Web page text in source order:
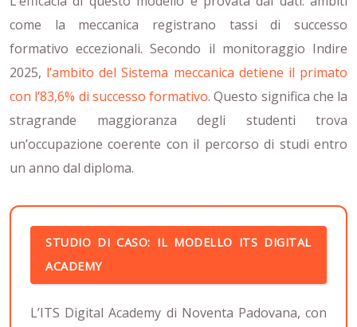
come la meccanica registrano tassi di successo
formativo eccezionali. Secondo il monitoraggio Indire
2025, l’ambito del Sistema meccanica detiene il primato
con l’83,6% di successo formativo. Questo significa che la
stragrande maggioranza degli studenti trova
un’occupazione coerente con il percorso di studi entro
un anno dal diploma.
STUDIO DI CASO: IL MODELLO ITS DIGITAL
ACADEMY
L’ITS Digital Academy di Noventa Padovana, con